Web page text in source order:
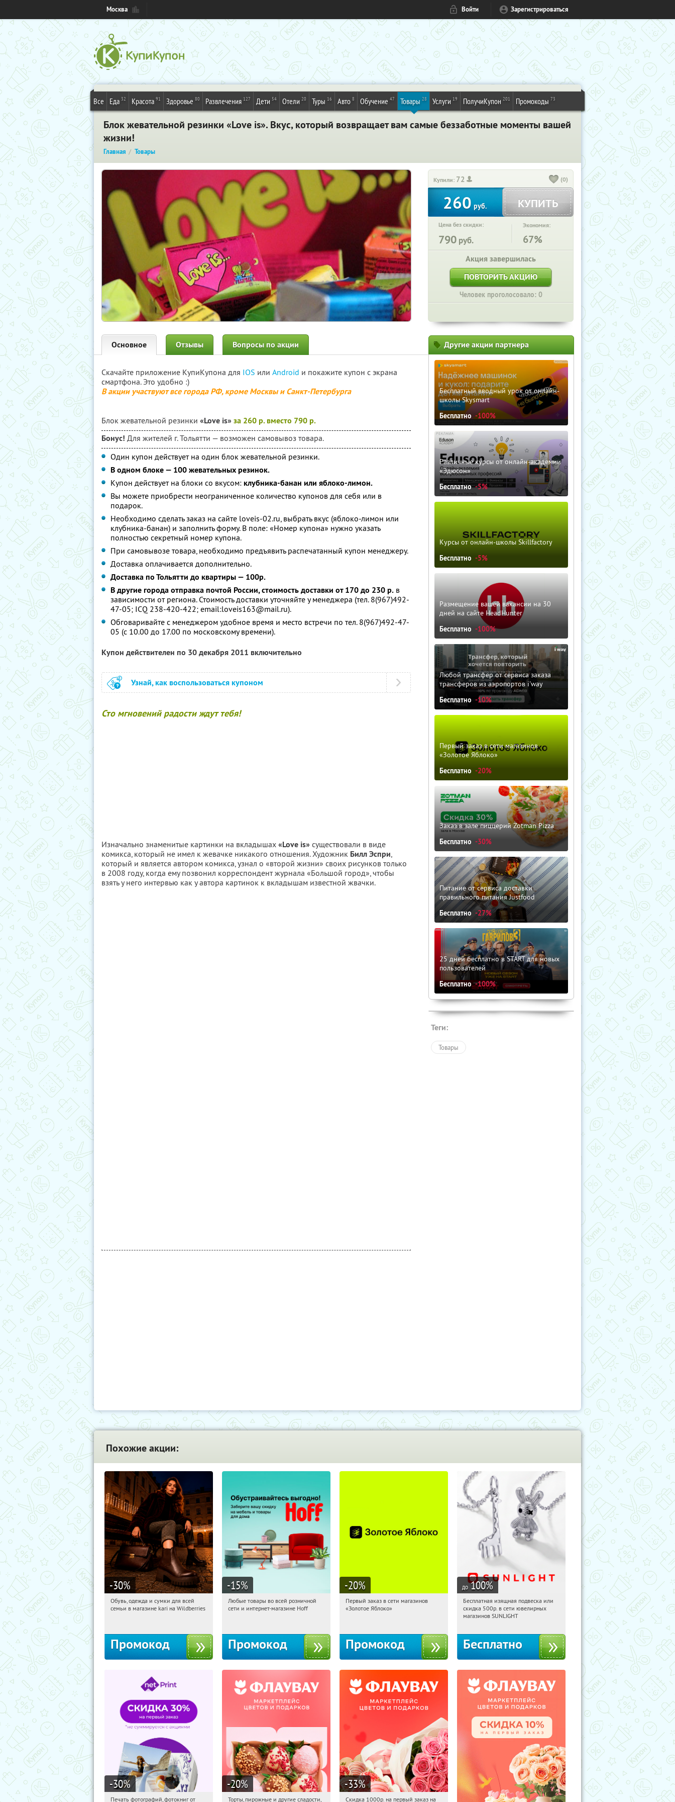
Москва Войти Зарегистрироваться
Все Еда 32 Красота 91 Здоровье 80 Развлечения 127 Дети 54 Отели 20 Туры 16 Авто 8 Обучение 47 Товары 28 Услуги 19 ПолучиКупон 201 Промокоды 73
Блок жевательной резинки «Love is». Вкус, который возвращает вам самые беззаботные моменты вашей
жизни!
Главная Товары
Купили: 72 (0)
260 руб. КУПИТЬ
Цена без скидки:
790 руб.
Экономия:
67%
Акция завершилась
ПОВТОРИТЬ АКЦИЮ
Человек проголосовало: 0
Основное Отзывы Вопросы по акции
Скачайте приложение КупиКупона для IOS или Android и покажите купон с экрана
смартфона. Это удобно :)
В акции участвуют все города РФ, кроме Москвы и Санкт-Петербурга
Блок жевательной резинки «Love is»за 260 р. вместо 790 р.
Бонус! Для жителей г. Тольятти — возможен самовывоз товара.
Один купон действует на один блок жевательной резинки.
В одном блоке — 100 жевательных резинок.
Купон действует на блоки со вкусом: клубника-банан или яблоко-лимон.
Вы можете приобрести неограниченное количество купонов для себя или в
подарок.
Необходимо сделать заказ на сайте loveis-02.ru, выбрать вкус (яблоко-лимон или
клубника-банан) и заполнить форму. В поле: «Номер купона» нужно указать
полностью секретный номер купона.
При самовывозе товара, необходимо предъявить распечатанный купон менеджеру.
Доставка оплачивается дополнительно.
Доставка по Тольятти до квартиры — 100р.
В другие города отправка почтой России, стоимость доставки от 170 до 230 р. в
зависимости от региона. Стоимость доставки уточняйте у менеджера (тел. 8(967)492-
47-05; ICQ 238-420-422; email:loveis163@mail.ru).
Обговаривайте с менеджером удобное время и место встречи по тел. 8(967)492-47-
05 (с 10.00 до 17.00 по московскому времени).
Купон действителен по 30 декабря 2011 включительно
Узнай, как воспользоваться купоном
Сто мгновений радости ждут тебя!
Изначально знаменитые картинки на вкладышах «Love is» существовали в виде
комикса, который не имел к жевачке никакого отношения. Художник Билл Эспри,
который и является автором комикса, узнал о «второй жизни» своих рисунков только
в 2008 году, когда ему позвонил корреспондент журнала «Большой город», чтобы
взять у него интервью как у автора картинок к вкладышам известной жвачки.
Другие акции партнера
Бесплатный вводный урок от онлайн-
школы Skysmart
Бесплатно -100%
Различные курсы от онлайн-академии
«Эдюсон»
Бесплатно -5%
Курсы от онлайн-школы Skillfactory
Бесплатно -5%
Размещение вашей вакансии на 30
дней на сайте HeadHunter
Бесплатно -100%
Любой трансфер от сервиса заказа
трансферов из аэропортов i'way
Бесплатно -10%
Первый заказ в сети магазинов
«Золотое Яблоко»
Бесплатно -20%
Заказ в зале пиццерий Zotman Pizza
Бесплатно -30%
Питание от сервиса доставки
правильного питания Justfood
Бесплатно -27%
25 дней бесплатно в START для новых
пользователей
Бесплатно -100%
Теги:
Товары
Похожие акции:
-30%
16:12:21
Получи первым!
Обувь, одежда и сумки для всей
семьи в магазине kari на Wildberries
Промокод
-15%
16:12:21 Получили:
Любые товары во всей розничной
сети и интернет-магазине Hoff
Промокод
-20%
16:12:21
Получи первым!
Первый заказ в сети магазинов
«Золотое Яблоко»
Промокод
до 100%
16:12:21 Получили:
Россия
Бесплатная изящная подвеска или
скидка 500р. в сети ювелирных
магазинов SUNLIGHT
Бесплатно
-30%
Печать фотографий, фотокниг от
-20%
Торты, пирожные и другие сладости,
-33%
Скидка 1000р. на первый заказ на